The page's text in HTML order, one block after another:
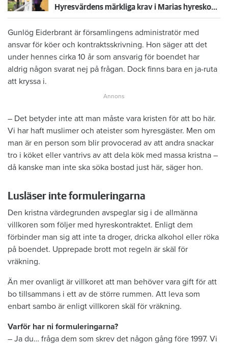
Hyresvärdens märkliga krav i Marias hyreskontrakt: "Förstod först efteråt vad jag signerat"
Gunlög Eiderbrant är församlingens administratör med
ansvar för köer och kontraktsskrivning. Hon säger att det
under hennes cirka 10 år som ansvarig för boendet har
aldrig någon svarat nej på frågan. Dock finns bara en ja-ruta
att kryssa i.
– Det betyder inte att man måste vara kristen för att bo här.
Vi har haft muslimer och ateister som hyresgäster. Men om
man är en person som blir provocerad av att andra snackar
tro i köket eller vantrivs av att dela kök med massa kristna –
då kanske man inte ska söka bostad just här, säger hon.
Lusläser inte formuleringarna
Den kristna värdegrunden avspeglar sig i de allmänna
villkoren som följer med hyreskontraktet. Enligt dem
förbinder man sig att inte ta droger, dricka alkohol eller röka
på boendet. Upprepade brott mot regeln är skäl för
vräkning.
Än mer ovanligt är villkoret att man behöver vara gift för att
bo tillsammans i ett av de större rummen. Att leva som
enbart sambo är enligt villkoren skäl för vräkning.
Varför har ni formuleringarna?
– Ja du… fråga dem som skrev det någon gång före 1997. Vi